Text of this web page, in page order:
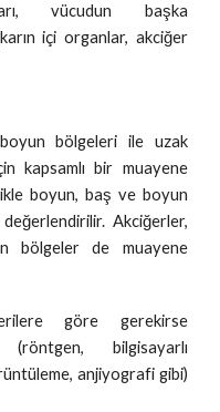
vücudun başka
içi organlar, akciğer
bölgeleri ile uzak
kapsamlı bir muayene
boyun, baş ve boyun
Akciğerler,
bölgeler de muayene
göre gerekirse
(röntgen, bilgisayarlı
anjiyografi gibi)